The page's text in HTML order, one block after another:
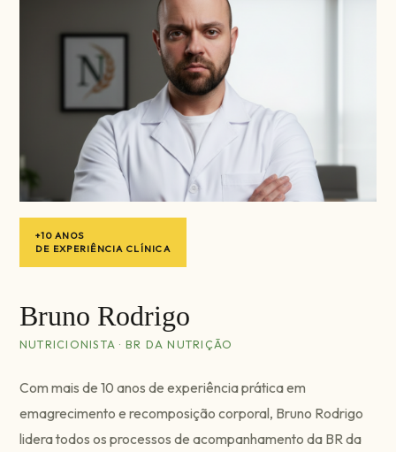
+10 ANOS
DE EXPERIÊNCIA CLÍNICA
Bruno Rodrigo
NUTRICIONISTA · BR DA NUTRIÇÃO
Com mais de 10 anos de experiência prática em
emagrecimento e recomposição corporal, Bruno Rodrigo
lidera todos os processos de acompanhamento da BR da